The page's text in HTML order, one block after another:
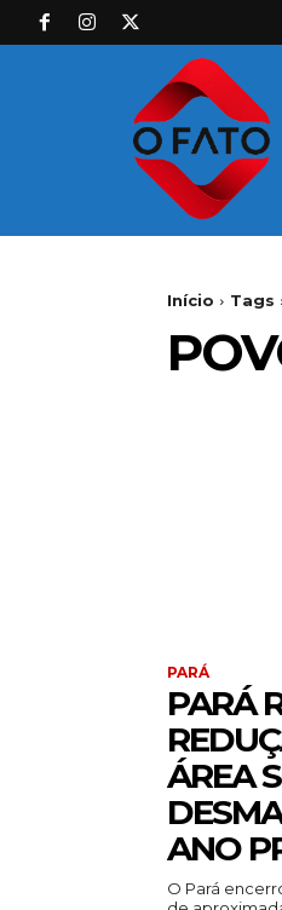
Início Tags
PARÁ
PARÁ
ÁREA
ANO
O Pará